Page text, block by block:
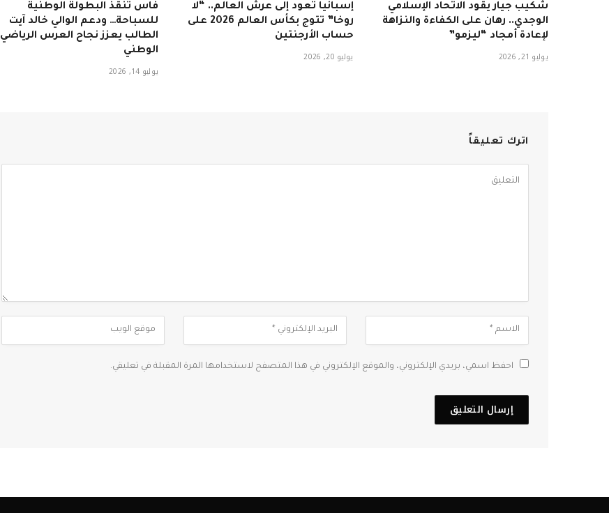
شكيب جيار يقود الاتحاد الإسلامي
الوجدي.. رهان على الكفاءة والنزاهة
لإعادة أمجاد “ليزمو”
يوليو 21, 2026
إسبانيا تعود إلى عرش العالم.. “لا
روخا” تتوج بكأس العالم 2026 على
حساب الأرجنتين
يوليو 20, 2026
فاس تنقذ البطولة الوطنية
للسباحة… ودعم الوالي خالد آيت
الطالب يعزز نجاح العرس الرياضي
الوطني
يوليو 14, 2026
اترك تعليقاً
احفظ اسمي، بريدي الإلكتروني، والموقع الإلكتروني في هذا المتصفح لاستخدامها المرة المقبلة في تعليقي.